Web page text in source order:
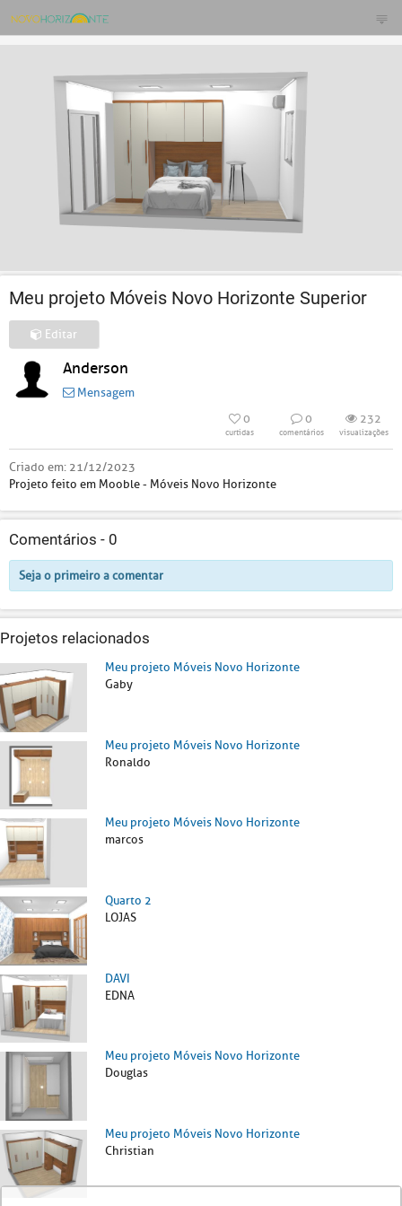
Meu projeto Móveis Novo Horizonte Superior
Editar
Anderson
Mensagem
0
curtidas
0
comentários
232
visualizações
Criado em: 21/12/2023
Projeto feito em Mooble - Móveis Novo Horizonte
Comentários - 0
Seja o primeiro a comentar
Projetos relacionados
Meu projeto Móveis Novo Horizonte
Gaby
Meu projeto Móveis Novo Horizonte
Ronaldo
Meu projeto Móveis Novo Horizonte
marcos
Quarto 2
LOJAS
DAVI
EDNA
Meu projeto Móveis Novo Horizonte
Douglas
Meu projeto Móveis Novo Horizonte
Christian